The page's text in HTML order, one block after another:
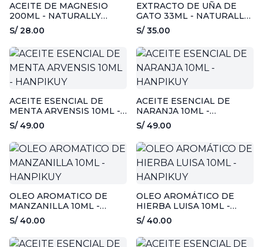
ACEITE DE MAGNESIO
200ML - NATURALLY
DIVINE
S/ 28.00
EXTRACTO DE UÑA DE
GATO 33ML - NATURALLY
DIVINE
S/ 35.00
ACEITE ESENCIAL DE
MENTA ARVENSIS 10ML -
HANPIKUY
S/ 49.00
ACEITE ESENCIAL DE
NARANJA 10ML -
HANPIKUY
S/ 49.00
OLEO AROMATICO DE
MANZANILLA 10ML -
HANPIKUY
S/ 40.00
OLEO AROMÁTICO DE
HIERBA LUISA 10ML -
HANPIKUY
S/ 40.00